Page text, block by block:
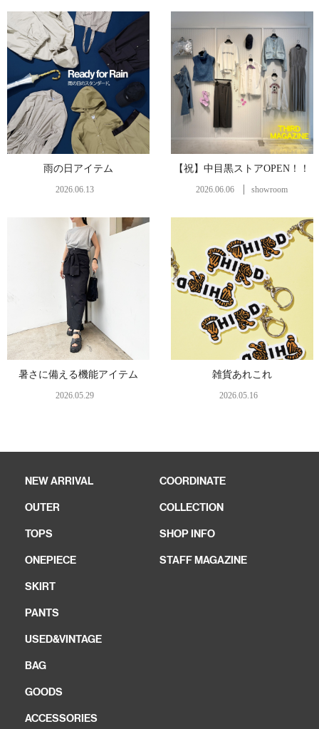
雨の日アイテム
2026.06.13
【祝】中目黒ストアOPEN！！
2026.06.06 showroom
暑さに備える機能アイテム
2026.05.29
雑貨あれこれ
2026.05.16
NEW ARRIVAL
OUTER
TOPS
ONEPIECE
SKIRT
PANTS
USED&VINTAGE
BAG
GOODS
ACCESSORIES
COORDINATE
COLLECTION
SHOP INFO
STAFF MAGAZINE